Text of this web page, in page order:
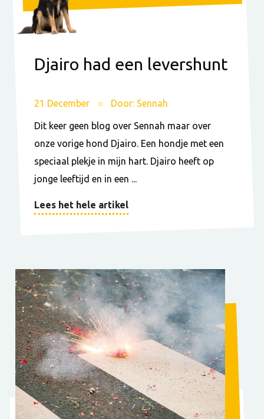
Djairo had een levershunt
21 December Door: Sennah
Dit keer geen blog over Sennah maar over
onze vorige hond Djairo. Een hondje met een
speciaal plekje in mijn hart. Djairo heeft op
jonge leeftijd en in een ...
Lees het hele artikel